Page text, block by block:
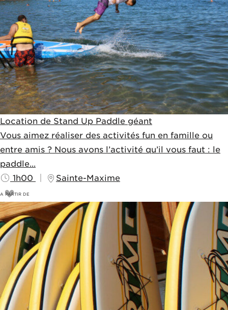
Location de Stand Up Paddle géant
Vous aimez réaliser des activités fun en famille ou
entre amis ? Nous avons l’activité qu’il vous faut : le
paddle...
1h00
Sainte-Maxime
A PARTIR DE
55€
60€